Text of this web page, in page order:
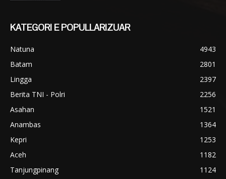
KATEGORI E POPULLARIZUAR
Natuna
4943
Batam
2801
Lingga
2397
Berita TNI - Polri
2256
Asahan
1521
Anambas
1364
Kepri
1253
Aceh
1182
Tanjungpinang
1124